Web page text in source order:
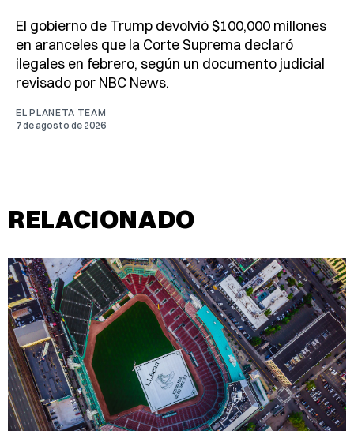
El gobierno de Trump devolvió $100,000 millones
en aranceles que la Corte Suprema declaró
ilegales en febrero, según un documento judicial
revisado por NBC News.
EL PLANETA TEAM
7 de agosto de 2026
RELACIONADO